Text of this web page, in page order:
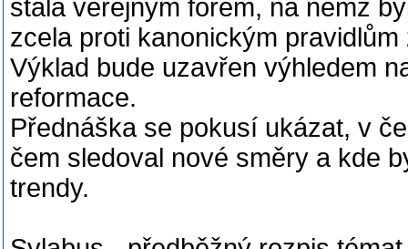
stala veřejným fórem, na němž
zcela proti kanonickým
Výklad bude uzavřen výhledem
reformace.
Přednáška se pokusí ukázat, v
čem sledoval nové směry a kde
trendy.